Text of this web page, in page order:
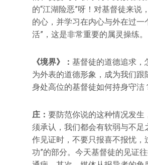
的“江湖险恶”呀！对基督徒来说
的心，并学习在内心与外在过一
活”，这是非常重要的属灵操练。
《境界》： 基督徒的道德追求，
为外表的道德形象，成为我们跟
身处高位的基督徒如何持身守洁
庄： 要防范你说的这种情况发生
须承认，我们都会有软弱与不足
作见证时，不要只报喜不报忧，
功”的部分。今天基督徒的见证